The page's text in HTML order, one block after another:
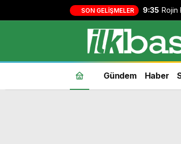
SON GELIŞMELER 9:35 Rojin
Gündem Haber